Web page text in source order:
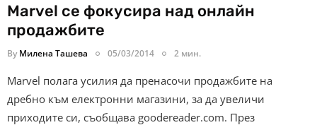
Marvel се фокусира над онлайн
продажбите
By Милена Ташева 05/03/2014 2 мин.
Marvel полага усилия да пренасочи продажбите на
дребно към електронни магазини, за да увеличи
приходите си, съобщава goodereader.com. През